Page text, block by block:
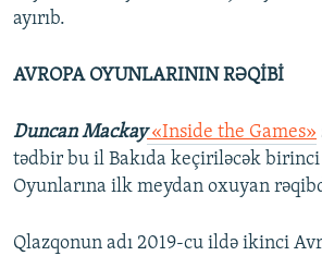
ayırıb.
AVROPA OYUNLARININ RƏQİBİ
Duncan Mackay«Inside the Games»
tədbir bu il Bakıda keçiriləcək
Oyunlarına ilk meydan oxuyan
Qlazqonun adı 2019-cu ildə ikinci